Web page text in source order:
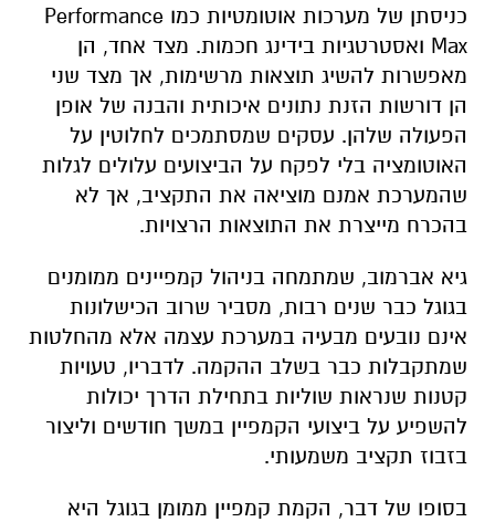
כניסתן של מערכות אוטומטיות כמו Performance
Max ואסטרטגיות בידינג חכמות. מצד אחד, הן
מאפשרות להשיג תוצאות מרשימות, אך מצד שני
הן דורשות הזנת נתונים איכותית והבנה של אופן
הפעולה שלהן. עסקים שמסתמכים לחלוטין על
האוטומציה בלי לפקח על הביצועים עלולים לגלות
שהמערכת אמנם מוציאה את התקציב, אך לא
בהכרח מייצרת את התוצאות הרצויות.
גיא אברמוב, שמתמחה בניהול קמפיינים ממומנים
בגוגל כבר שנים רבות, מסביר שרוב הכישלונות
אינם נובעים מבעיה במערכת עצמה אלא מהחלטות
שמתקבלות כבר בשלב ההקמה. לדבריו, טעויות
קטנות שנראות שוליות בתחילת הדרך יכולות
להשפיע על ביצועי הקמפיין במשך חודשים וליצור
בזבוז תקציב משמעותי.
בסופו של דבר, הקמת קמפיין ממומן בגוגל היא